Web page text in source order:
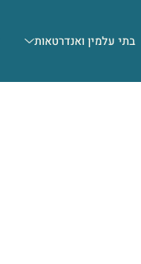
בתי עלמין ואנדרטאות